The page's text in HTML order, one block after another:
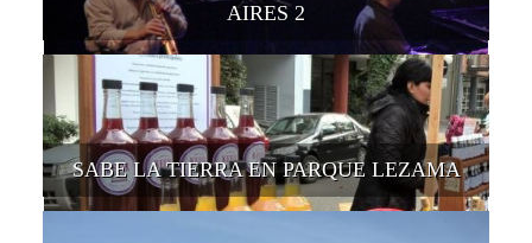
AIRES 2
SABE LA TIERRA EN PARQUE LEZAMA